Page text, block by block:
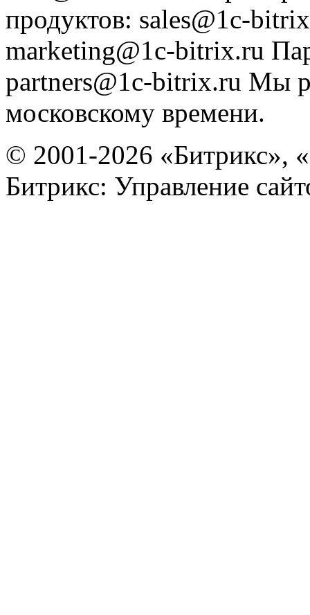
продуктов: sales@1c-
marketing@1c-bitrix.ru
partners@1c-bitrix.ru Мы
московскому времени.
© 2001-2026 «Битрикс»,
Битрикс: Управление